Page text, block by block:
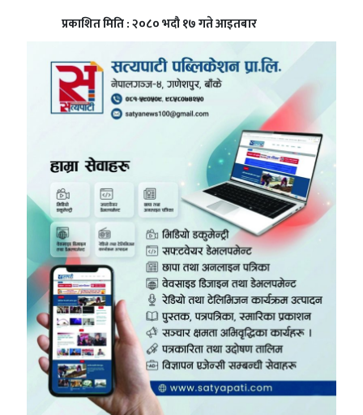
प्रकाशित मिति : २०८० भदौ १७ गते आइतबार